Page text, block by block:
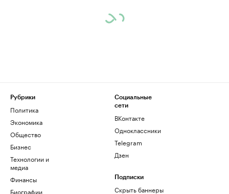
Рубрики
Политика
Экономика
Общество
Бизнес
Технологии и
медиа
Финансы
Биографии
Социальные
сети
ВКонтакте
Одноклассники
Telegram
Дзен
Подписки
Скрыть баннеры